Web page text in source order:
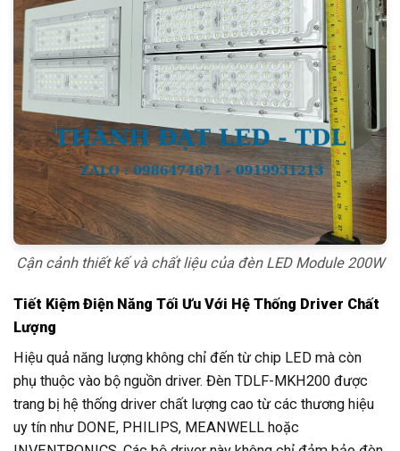
Cận cảnh thiết kế và chất liệu của đèn LED Module 200W
Tiết Kiệm Điện Năng Tối Ưu Với Hệ Thống Driver Chất
Lượng
Hiệu quả năng lượng không chỉ đến từ chip LED mà còn
phụ thuộc vào bộ nguồn driver. Đèn TDLF-MKH200 được
trang bị hệ thống driver chất lượng cao từ các thương hiệu
uy tín như DONE, PHILIPS, MEANWELL hoặc